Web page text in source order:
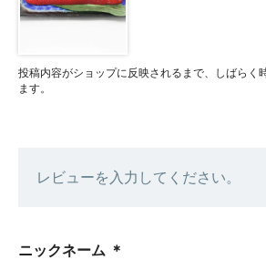
投稿内容がショップに反映されるまで、しばらく
ます。
レビューを入力してください。
ニックネーム ＊